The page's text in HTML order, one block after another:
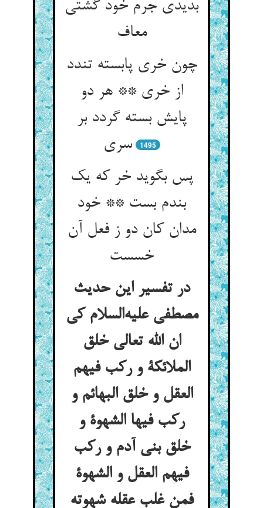
بدیدی جرم خود گشتی
معاف
چون خری پابسته تندد
از خری ** هر دو
پایش بسته گردد بر
سری
1495
پس بگوید خر که یک
بندم بست ** خود
مدان کان دو ز فعل آن
خسست
در تفسیر این حدیث
مصطفی علیه‌السلام کی
ان الله تعالی خلق
الملائکة و رکب فیهم
العقل و خلق البهائم و
رکب فیها الشهوة و
خلق بنی آدم و رکب
فیهم العقل و الشهوة
فمن غلب عقله شهوته